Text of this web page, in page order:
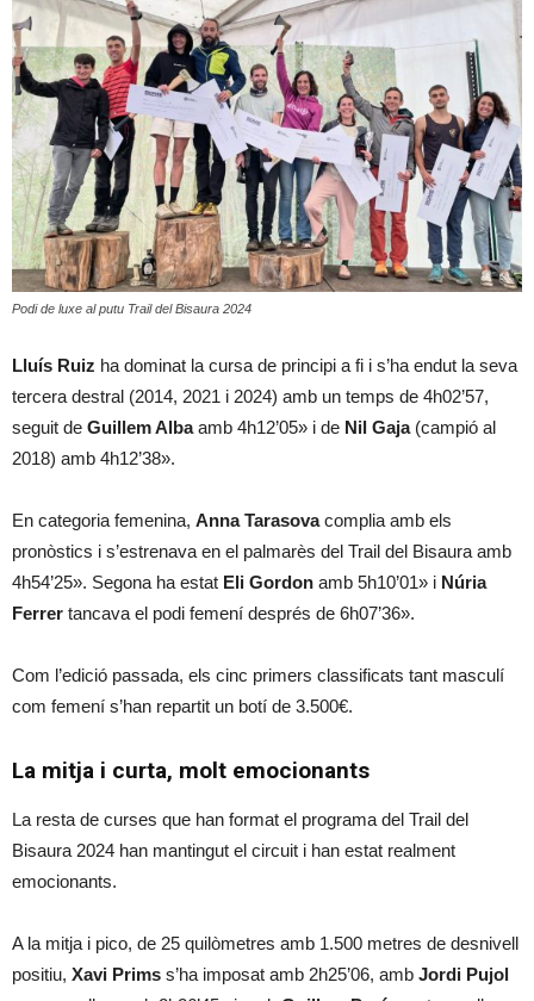
Podi de luxe al putu Trail del Bisaura 2024
Lluís Ruiz ha dominat la cursa de principi a fi i s’ha endut la seva
tercera destral (2014, 2021 i 2024) amb un temps de 4h02’57,
seguit de Guillem Albaamb 4h12’05» i de Nil Gaja (campió al
2018) amb 4h12’38».
En categoria femenina, Anna Tarasovacomplia amb els
pronòstics i s’estrenava en el palmarès del Trail del Bisaura amb
4h54’25». Segona ha estat Eli Gordon amb 5h10’01» i Núria
Ferrer tancava el podi femení després de 6h07’36».
Com l’edició passada, els cinc primers classificats tant masculí
com femení s’han repartit un botí de 3.500€.
La mitja i curta, molt emocionants
La resta de curses que han format el programa del Trail del
Bisaura 2024 han mantingut el circuit i han estat realment
emocionants.
A la mitja i pico, de 25 quilòmetres amb 1.500 metres de desnivell
positiu, Xavi Prims s’ha imposat amb 2h25’06, amb Jordi Pujol